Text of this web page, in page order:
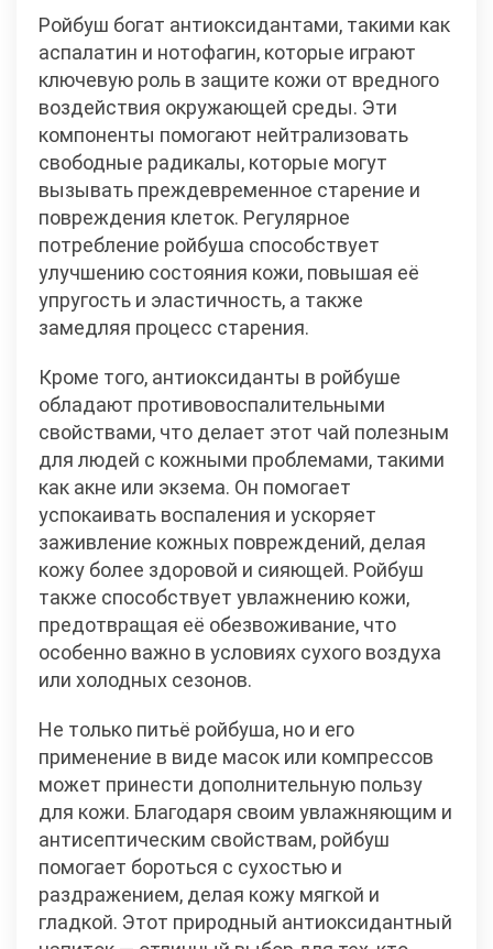
Ройбуш богат антиоксидантами, такими как
аспалатин и нотофагин, которые играют
ключевую роль в защите кожи от вредного
воздействия окружающей среды. Эти
компоненты помогают нейтрализовать
свободные радикалы, которые могут
вызывать преждевременное старение и
повреждения клеток. Регулярное
потребление ройбуша способствует
улучшению состояния кожи, повышая её
упругость и эластичность, а также
замедляя процесс старения.
Кроме того, антиоксиданты в ройбуше
обладают противовоспалительными
свойствами, что делает этот чай полезным
для людей с кожными проблемами, такими
как акне или экзема. Он помогает
успокаивать воспаления и ускоряет
заживление кожных повреждений, делая
кожу более здоровой и сияющей. Ройбуш
также способствует увлажнению кожи,
предотвращая её обезвоживание, что
особенно важно в условиях сухого воздуха
или холодных сезонов.
Не только питьё ройбуша, но и его
применение в виде масок или компрессов
может принести дополнительную пользу
для кожи. Благодаря своим увлажняющим и
антисептическим свойствам, ройбуш
помогает бороться с сухостью и
раздражением, делая кожу мягкой и
гладкой. Этот природный антиоксидантный